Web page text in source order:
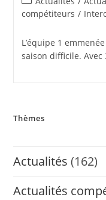
category:
compétiteurs /
L’équipe 1
saison difficile.
Thèmes
Actualités (162)
Actualités